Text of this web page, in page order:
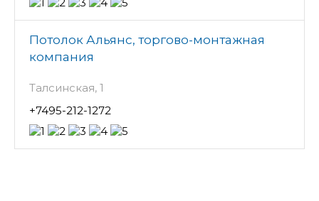
Потолок Альянс, торгово-монтажная
компания
Талсинская, 1
+7495-212-1272